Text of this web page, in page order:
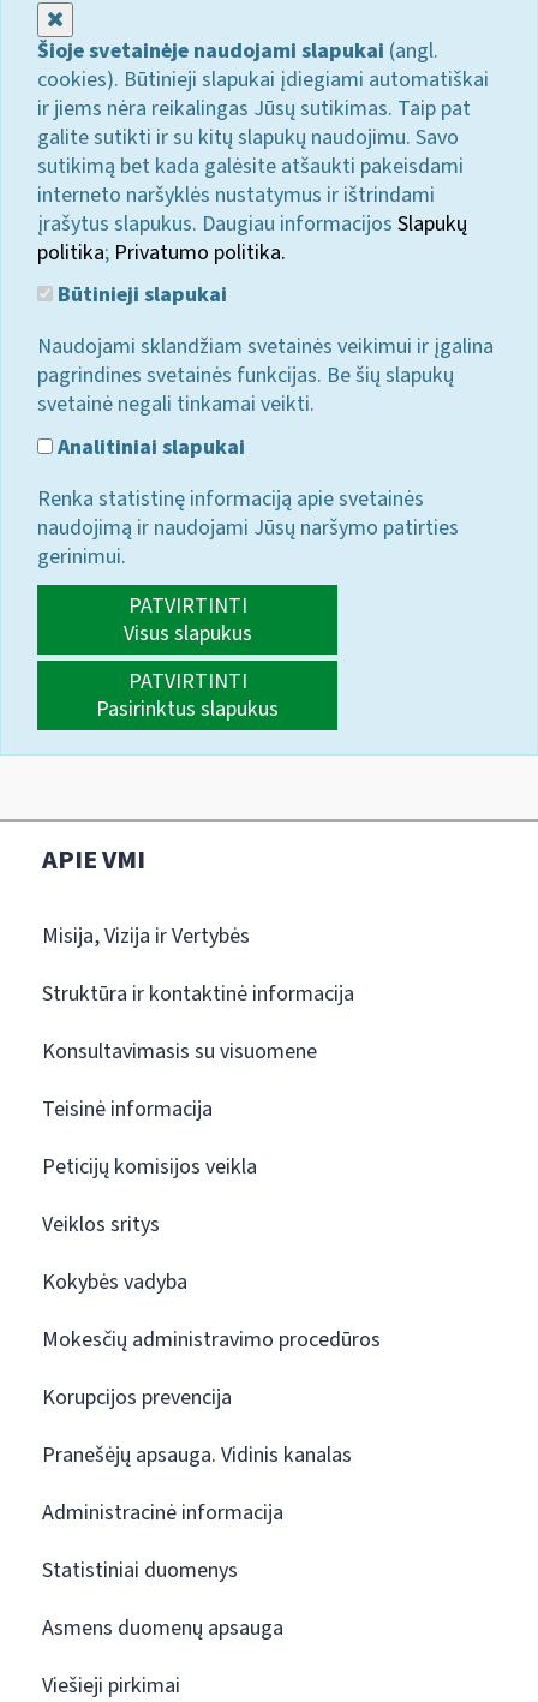
Šioje svetainėje naudojami slapukai (angl.
cookies). Būtinieji slapukai įdiegiami automatiškai
ir jiems nėra reikalingas Jūsų sutikimas. Taip pat
galite sutikti ir su kitų slapukų naudojimu. Savo
sutikimą bet kada galėsite atšaukti pakeisdami
interneto naršyklės nustatymus ir ištrindami
įrašytus slapukus. Daugiau informacijos Slapukų
politika; Privatumo politika.
Būtinieji slapukai
Naudojami sklandžiam svetainės veikimui ir įgalina
pagrindines svetainės funkcijas. Be šių slapukų
svetainė negali tinkamai veikti.
Analitiniai slapukai
Renka statistinę informaciją apie svetainės
naudojimą ir naudojami Jūsų naršymo patirties
gerinimui.
PATVIRTINTI
Visus slapukus
PATVIRTINTI
Pasirinktus slapukus
APIE VMI
Misija, Vizija ir Vertybės
Struktūra ir kontaktinė informacija
Konsultavimasis su visuomene
Teisinė informacija
Peticijų komisijos veikla
Veiklos sritys
Kokybės vadyba
Mokesčių administravimo procedūros
Korupcijos prevencija
Pranešėjų apsauga. Vidinis kanalas
Administracinė informacija
Statistiniai duomenys
Asmens duomenų apsauga
Viešieji pirkimai